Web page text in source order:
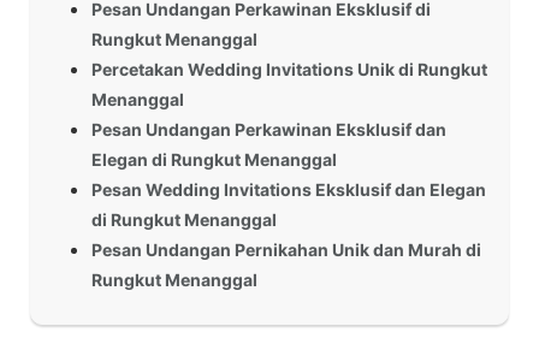
Pesan Undangan Perkawinan Eksklusif di
Rungkut Menanggal
Percetakan Wedding Invitations Unik di Rungkut
Menanggal
Pesan Undangan Perkawinan Eksklusif dan
Elegan di Rungkut Menanggal
Pesan Wedding Invitations Eksklusif dan Elegan
di Rungkut Menanggal
Pesan Undangan Pernikahan Unik dan Murah di
Rungkut Menanggal